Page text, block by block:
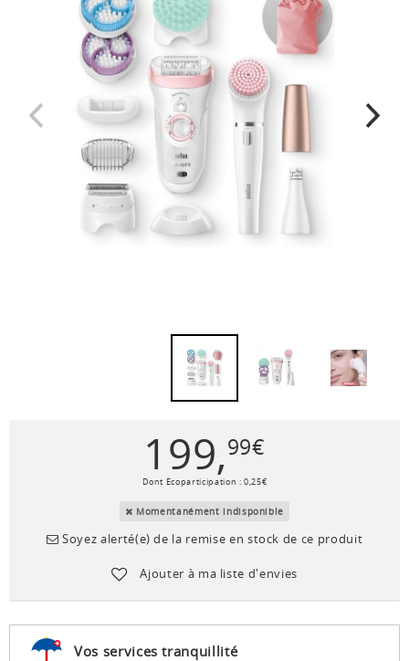
199,99€
Dont Ecoparticipation :0,25€
Momentanément indisponible
Soyez alerté(e) de la remise en stock de ce produit
Ajouter à ma liste d'envies
Vos services tranquillité